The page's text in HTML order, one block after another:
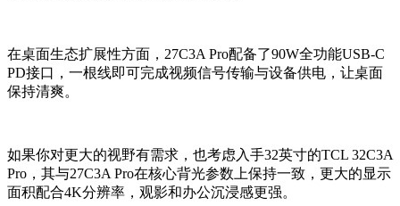
在桌面生态扩展性方面， 27C3A Pro配备了90W全功能USB-C
PD接口，一根线即可完成视频信号传输与设备供电，让桌面
保持清爽。
如果你对更大的视野有需求，也考虑入手32英寸的TCL 32C3A
Pro ，其与27C3A Pro在核心背光参数上保持一致，更大的显示
面积配合4K分辨率，观影和办公沉浸感更强。